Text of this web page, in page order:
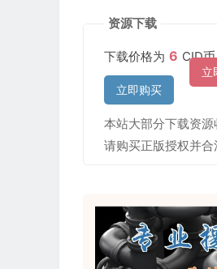
资源下载
下载价格为 6 CID
立
立即购买
本站大部分下载资
请购买正版授权并